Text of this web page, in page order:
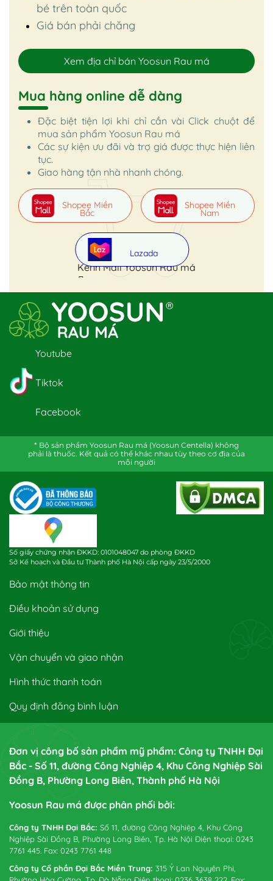
bé trên toàn quốc
Giá bán phải chăng
Xem địa chỉ bán Yoosun Rau má
Mua hàng online dễ dàng
Đặc biệt tiện lợi khi chỉ cần vài Click chuột để
mua sản phẩm Yoosun Rau má
Các sự kiện ưu đãi và trợ giá được thực hiện liên
tục.
Giao hàng tận nhà nhanh chóng.
Kênh Mall Yoosun Rau má
Shopee Miền
Bắc
Shopee Miền
Nam
Lazada
Youtube
Tiktok
Facebook
* Bộ sản phẩm Yoosun Rau má (Yoosun Centella) không
phải là thuốc. Kết quả có thể khác nhau tùy theo cơ địa của
mỗi người
Số giấy chứng nhận ĐKKD: 0101048047 do phòng ĐKKD
Sở Kế hoạch và Đầu tư Thành phố Hà Nội cấp ngày 23/5/2000
Bảo mật thông tin
Điều khoản sử dụng
Giới thiệu
Vận chuyển và giao nhận
Hình thức thanh toán
Quy định đăng bình luận
Đơn vị công bố sản phẩm mỹ phẩm: Công ty TNHH Đại
Bắc - Số 11, đường Công Nghiệp 4, Khu Công Nghiệp Sài
Đồng B, Phường Long Biên, Thành phố Hà Nội
Yoosun Rau má được phân phối bởi:
Công ty TNHH Đại Bắc: Số 11, đường Công Nghiệp 4, Khu Công
Nghiệp Sài Đồng B, Phường Long Biên, Tp. Hà Nội Điện thoại: 0243
7761 445. Fax: 0243 7761 448
Công ty Cổ phần Đại Bắc Miền Trung: 315 Ỷ Lan Nguyên Phi,